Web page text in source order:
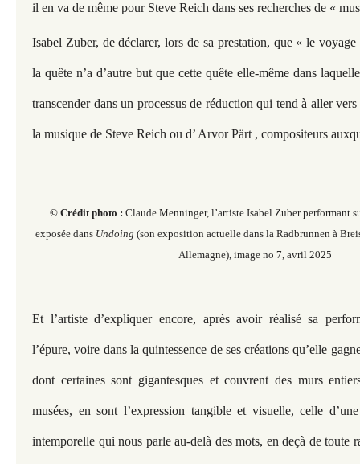
il en va de même pour Steve Reich dans ses recherches de «
Isabel Zuber, de déclarer, lors de sa prestation, que « le voyage
la quête n’a d’autre but que cette quête elle-même dans
transcender dans un processus de réduction qui tend à aller vers
la musique de Steve Reich ou d’ Arvor Pärt , compositeurs
© Crédit photo : Claude Menninger, l’artiste Isabel Zuber performant
exposée dans Undoing (son exposition actuelle dans la Radbrunnen à
Allemagne), image no 7, avril 2025
Et l’artiste d’expliquer encore, après avoir réalisé sa
l’épure, voire dans la quintessence de ses créations qu’elle
dont certaines sont gigantesques et couvrent des murs
musées, en sont l’expression tangible et visuelle, celle
intemporelle qui nous parle au-delà des mots, en deçà de toute